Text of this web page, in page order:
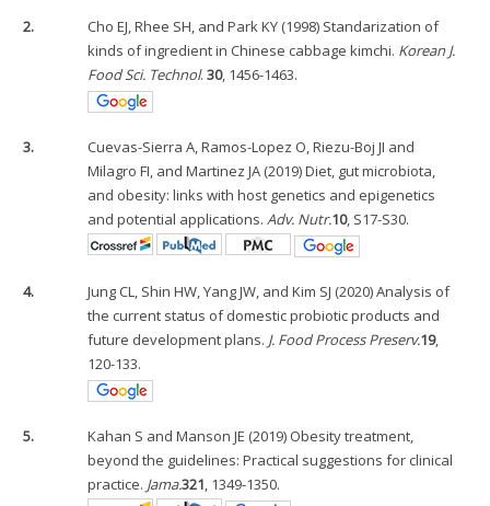
2.
Cho EJ, Rhee SH, and Park KY (1998) Standarization of
kinds of ingredient in Chinese cabbage kimchi. Korean J.
Food Sci. Technol.30, 1456-1463.
3.
Cuevas-Sierra A, Ramos-Lopez O, Riezu-Boj JI and
Milagro FI, and Martinez JA (2019) Diet, gut microbiota,
and obesity: links with host genetics and epigenetics
and potential applications.Adv. Nutr.10, S17-S30.
4.
Jung CL, Shin HW, Yang JW, and Kim SJ (2020) Analysis of
the current status of domestic probiotic products and
future development plans. J. Food Process Preserv.19,
120-133.
5.
Kahan S and Manson JE (2019) Obesity treatment,
beyond the guidelines: Practical suggestions for clinical
practice. Jama.321, 1349-1350.